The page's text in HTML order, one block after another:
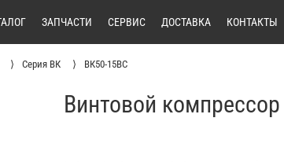
ЗАПЧАСТИ СЕРВИС ДОСТАВКА КОНТАКТЫ
Серия ВК ВК50-15ВС
Винтовой